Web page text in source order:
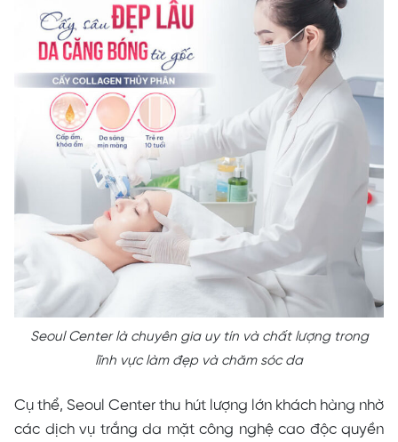
Seoul Center là chuyên gia uy tín và chất lượng trong
lĩnh vực làm đẹp và chăm sóc da
Cụ thể, Seoul Center thu hút lượng lớn khách hàng nhờ
các dịch vụ trắng da mặt công nghệ cao độc quyền